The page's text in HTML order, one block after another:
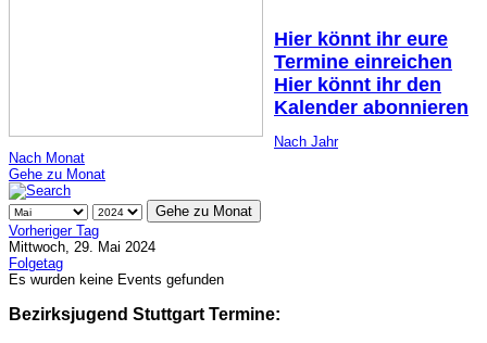
Hier könnt ihr eure
Termine einreichen
Hier könnt ihr den
Kalender abonnieren
Nach Jahr
Nach Monat
Gehe zu Monat
Gehe zu Monat
Vorheriger Tag
Mittwoch, 29. Mai 2024
Folgetag
Es wurden keine Events gefunden
Bezirksjugend Stuttgart Termine: